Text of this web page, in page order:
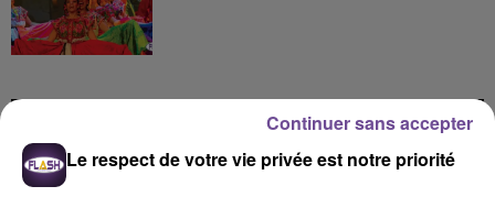
DERNIERS TITRES
Le respect de votre vie privée est notre priorité
Continuer sans accepter